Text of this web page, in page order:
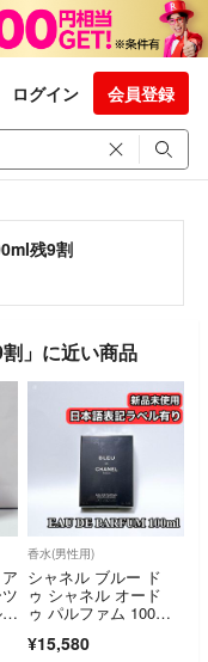
ログイン 会員登録
残9割
」に近い商品
香水(男性用)
シャネル ブルー ド
ゥ シャネル オード
ゥ パルファム 100m
anel EDP ④
¥15,580